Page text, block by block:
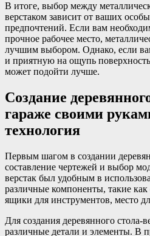
В итоге, выбор между
верстаком зависит от ваших
предпочтений. Если вам
прочное рабочее место,
лучшим выбором. Однако, если
и приятную на ощупь
может подойти лучше.
Создание
гараже своими
технология
Первым шагом в создании
составление чертежей и выбор
верстак был удобным в
различные компоненты, такие
ящики для инструментов, место
Для создания деревянного стола-
различные детали и элементы. В